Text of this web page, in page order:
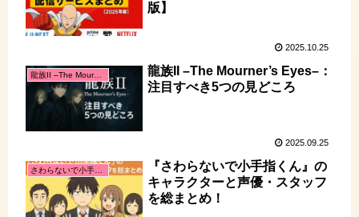
版】
2025.10.25
龍族II –The Mourner’s Eyes–
龍族II –The Mourner’s Eyes–：
注目すべき5つの見どころ
2025.09.25
『さわらないで小手指くん』の
キャラクターと声優・スタッフ
を総まとめ！